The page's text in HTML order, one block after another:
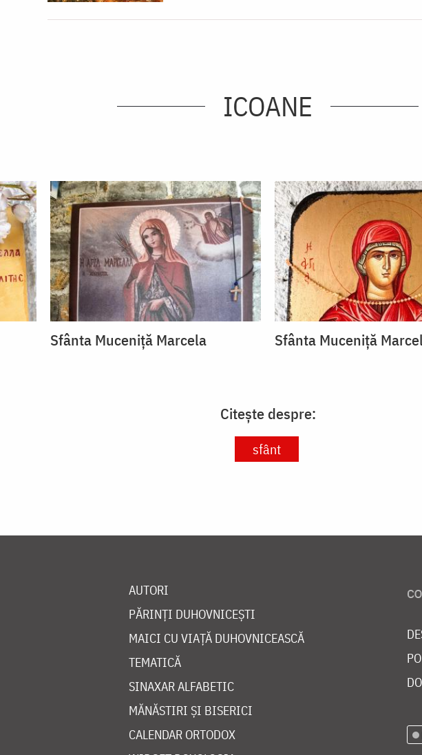
ICOANE
Sfânta Muceniță Marcela Sfânta Muceniță
Citește despre:
sfânt
AUTORI
PĂRINȚI DUHOVNICEȘTI
MAICI CU VIAȚĂ DUHOVNICEASCĂ
TEMATICĂ
SINAXAR ALFABETIC
MĂNĂSTIRI ȘI BISERICI
CALENDAR ORTODOX